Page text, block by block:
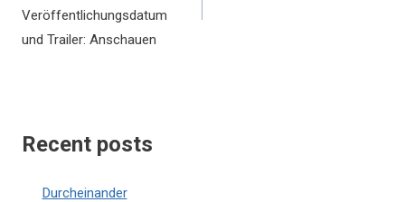
Veröffentlichungsdatum
und Trailer: Anschauen
Recent posts
Durcheinander